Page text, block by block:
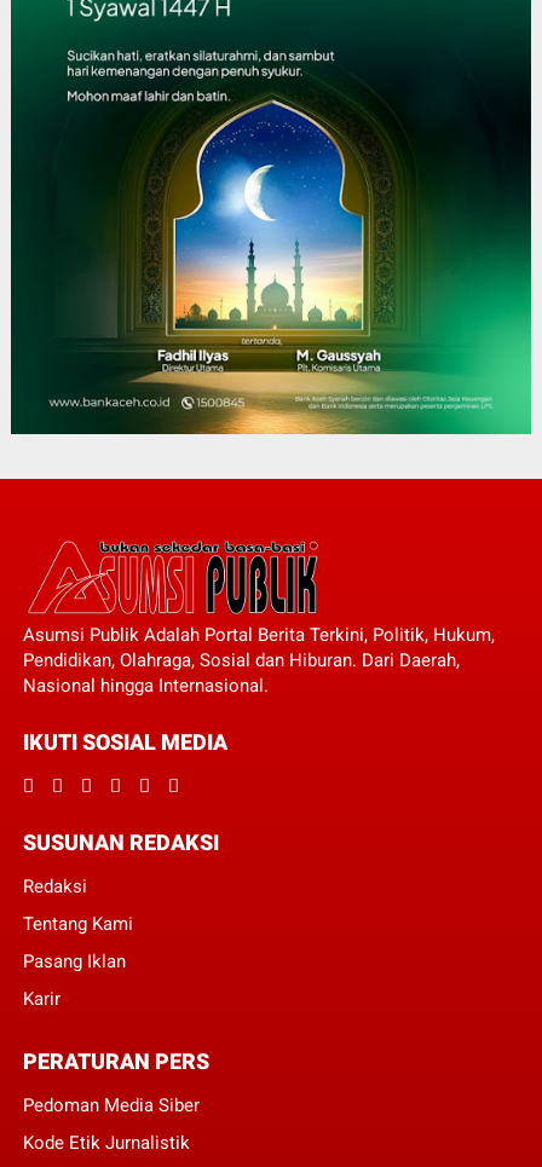
Asumsi Publik Adalah Portal Berita Terkini, Politik, Hukum,
Pendidikan, Olahraga, Sosial dan Hiburan. Dari Daerah,
Nasional hingga Internasional.
IKUTI SOSIAL MEDIA
SUSUNAN REDAKSI
Redaksi
Tentang Kami
Pasang Iklan
Karir
PERATURAN PERS
Pedoman Media Siber
Kode Etik Jurnalistik